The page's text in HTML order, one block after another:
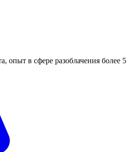
опыт в сфере разоблачения более 5